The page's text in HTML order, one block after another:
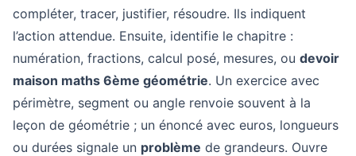
compléter, tracer, justifier, résoudre. Ils indiquent
l’action attendue. Ensuite, identifie le chapitre :
numération, fractions, calcul posé, mesures, ou devoir
maison maths 6ème géométrie. Un exercice avec
périmètre, segment ou angle renvoie souvent à la
leçon de géométrie ; un énoncé avec euros, longueurs
ou durées signale un problème de grandeurs. Ouvre